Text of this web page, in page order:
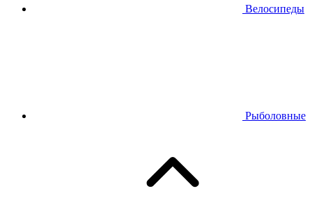
Велосипеды
Рыболовные